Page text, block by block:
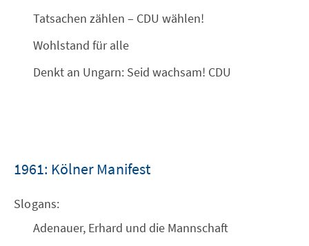
Tatsachen zählen – CDU wählen!
Wohlstand für alle
Denkt an Ungarn: Seid wachsam! CDU
1961: Kölner Manifest
Slogans:
Adenauer, Erhard und die Mannschaft